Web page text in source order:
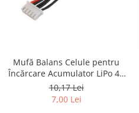
Mufă Balans Celule pentru
Încărcare Acumulator LiPo 4S
– Compatibilă cu Imax B6,
Conector JST-XH, Cablu
22AWG 20cm
10,17 Lei
7,00 Lei